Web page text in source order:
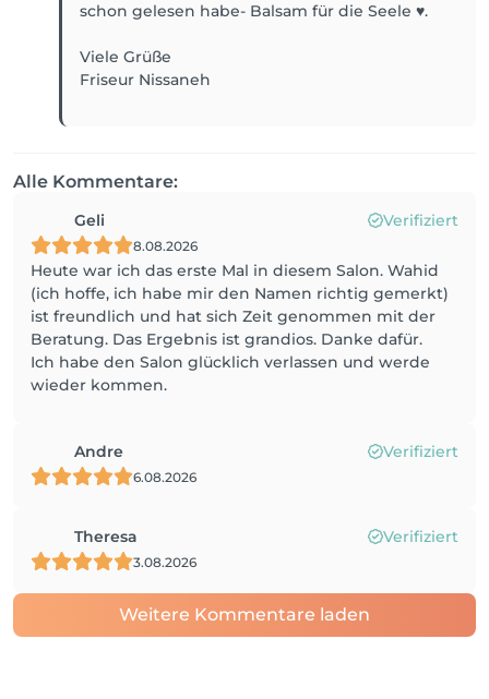
schon gelesen habe- Balsam für die Seele ♥️.
Viele Grüße
Friseur Nissaneh
Alle Kommentare:
Geli Verifiziert
8.08.2026
Heute war ich das erste Mal in diesem Salon. Wahid
(ich hoffe, ich habe mir den Namen richtig gemerkt)
ist freundlich und hat sich Zeit genommen mit der
Beratung. Das Ergebnis ist grandios. Danke dafür.
Ich habe den Salon glücklich verlassen und werde
wieder kommen.
Andre Verifiziert
6.08.2026
Theresa Verifiziert
3.08.2026
Weitere Kommentare laden